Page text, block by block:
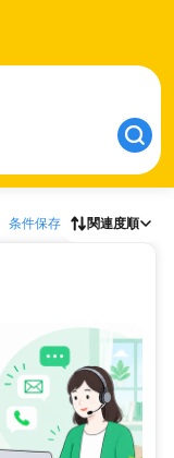
条件保存 関連度順